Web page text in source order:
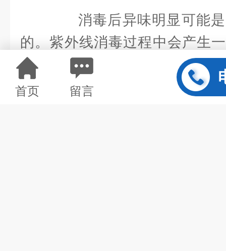
消毒后异味明显可能是
的。紫外线消毒过程中会产生
氧浓度过高，就会产生异味。
间，让臭氧充分分解。同时，
首页 留言